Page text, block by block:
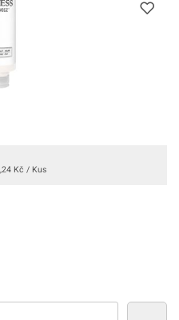
Kč / Kus